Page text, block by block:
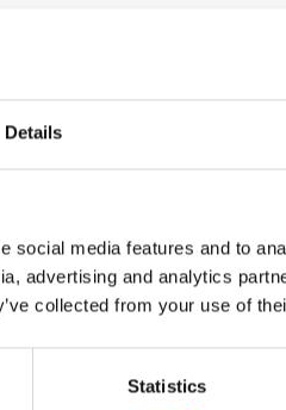
Details
social media features and to
advertising and analytics
collected from your use of
Statistics